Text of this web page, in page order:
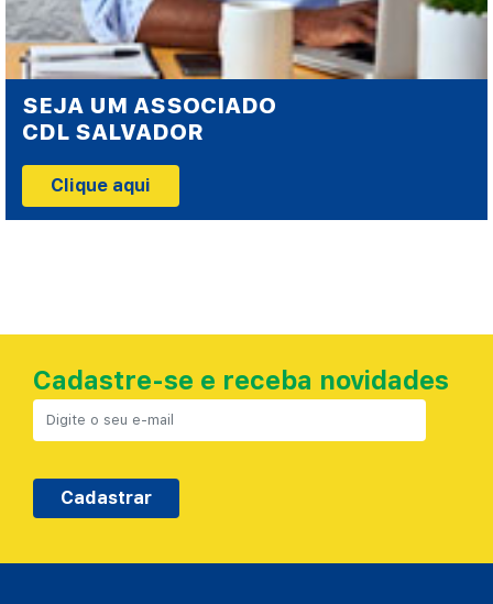
SEJA UM ASSOCIADO
CDL SALVADOR
Clique aqui
Cadastre-se e receba novidades
Cadastrar